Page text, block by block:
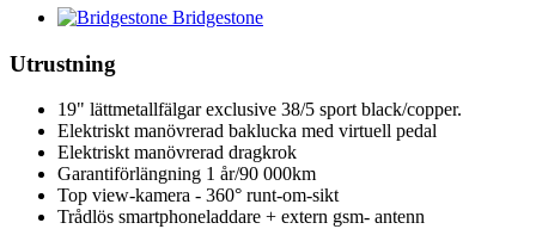
Bridgestone
Utrustning
19" lättmetallfälgar exclusive 38/5 sport black/copper.
Elektriskt manövrerad baklucka med virtuell pedal
Elektriskt manövrerad dragkrok
Garantiförlängning 1 år/90 000km
Top view-kamera - 360° runt-om-sikt
Trådlös smartphoneladdare + extern gsm- antenn